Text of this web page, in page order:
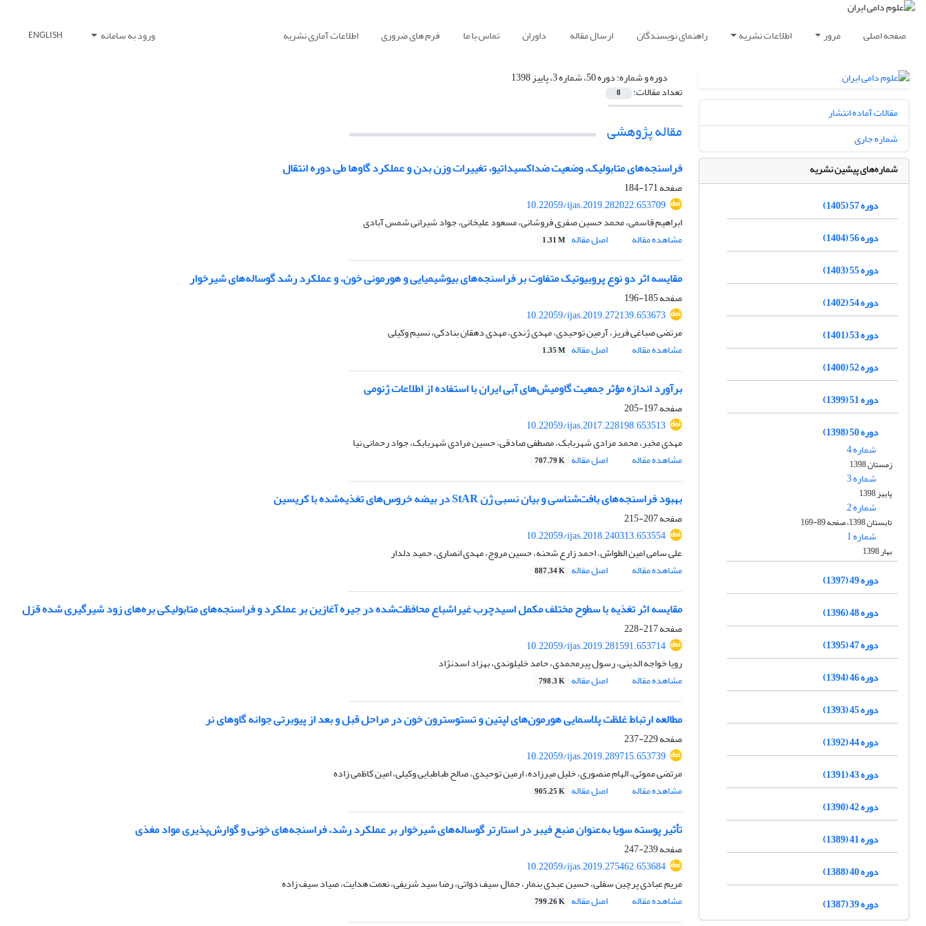
صفحه اصلی مرور اطلاعات نشریه راهنمای نویسندگان ارسال مقاله داوران تماس با ما فرم های ضروری اطلاعات آماری نشریه ورود به سامانه ENGLISH
دوره و شماره:دوره 50، شماره 3، پاییز 1398
تعداد مقالات: 8
مقاله پژوهشی
فراسنجه‌های متابولیک، وضعیت ضداکسیداتیو، تغییرات وزن بدن و عملکرد گاوها طی دوره انتقال
صفحه171-184
10.22059/ijas.2019.282022.653709
ابراهیم قاسمی، محمد حسین صفری فروشانی، مسعود علیخانی، جواد شیرانی شمس آبادی
مشاهده مقاله
اصل مقاله 1.31 M
مقایسه اثر دو نوع پروبیوتیک متفاوت بر فراسنجه‌های بیوشیمیایی و هورمونی خون، و عملکرد رشد گوساله‌های شیرخوار
صفحه185-196
10.22059/ijas.2019.272139.653673
مرتضی صباغی فریز، آرمین توحیدی، مهدی ژندی، مهدی دهقان بنادکی، نسیم وکیلی
مشاهده مقاله
اصل مقاله 1.35 M
برآورد اندازه مؤثر جمعیت گاومیش‌های آبی ایران با استفاده از اطلاعات ژنومی
صفحه197-205
10.22059/ijas.2017.228198.653513
مهدی مخبر، محمد مرادی شهربابک، مصطفی صادقی، حسین مرادی شهربابک، جواد رحمانی نیا
مشاهده مقاله
اصل مقاله 707.79 K
بهبود فراسنجه‌های بافت‌شناسی و بیان نسبی ژن StAR در بیضه خروس‌های تغذیه‌شده با کریسین
صفحه207-215
10.22059/ijas.2018.240313.653554
علی سامی امین الطواش، احمد زارع شحنه، حسین مروج، مهدی انصاری، حمید دلدار
مشاهده مقاله
اصل مقاله 887.34 K
مقایسه اثر تغذیه با سطوح مختلف مکمل اسیدچرب غیراشباع محافظت‌شده در جیره آغازین بر عملکرد و فراسنجه‌های متابولیکی بره‌های زود شیرگیری شده قزل
صفحه217-228
10.22059/ijas.2019.281591.653714
رویا خواجه الدینی، رسول پیرمحمدی، حامد خلیلوندی، بهزاد اسدنژاد
مشاهده مقاله
اصل مقاله 798.3 K
مطالعه ارتباط غلظت پلاسمایی هورمون‌های لپتین و تستوسترون خون در مراحل قبل و بعد از پیوبرتی جوانه گاوهای نر
صفحه229-237
10.22059/ijas.2019.289715.653739
مرتضی مموئی، الهام منصوری، خلیل میرزاده، ارمین توحیدی، صالح طباطبایی وکیلی، امین کاظمی زاده
مشاهده مقاله
اصل مقاله 905.25 K
تأثیر پوسته سویا به‌عنوان منبع فیبر در استارتر گوساله‌های شیرخوار بر عملکرد رشد، فراسنجه‌های خونی و گوارش‌پذیری مواد مغذی
صفحه239-247
10.22059/ijas.2019.275462.653684
مریم عبادی پرچین سفلی، حسین عبدی بنمار، جمال سیف دواتی، رضا سید شریفی، نعمت هدایت، صیاد سیف زاده
مشاهده مقاله
اصل مقاله 799.26 K
مقالات آماده انتشار
شماره جاری
شماره‌های پیشین نشریه
دوره 57 (1405)
دوره 56 (1404)
دوره 55 (1403)
دوره 54 (1402)
دوره 53 (1401)
دوره 52 (1400)
دوره 51 (1399)
دوره 50 (1398)
شماره 4
زمستان 1398
شماره 3
پاییز 1398
شماره 2
تابستان 1398، صفحه 89-169
شماره 1
بهار 1398
دوره 49 (1397)
دوره 48 (1396)
دوره 47 (1395)
دوره 46 (1394)
دوره 45 (1393)
دوره 44 (1392)
دوره 43 (1391)
دوره 42 (1390)
دوره 41 (1389)
دوره 40 (1388)
دوره 39 (1387)